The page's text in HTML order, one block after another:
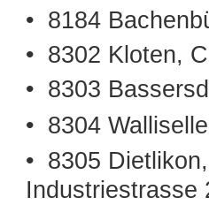
• 8184
• 8302 Kloten,
• 8303
• 8304
• 8305
Industriestrasse